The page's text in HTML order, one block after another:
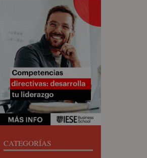
CATEGORÍAS